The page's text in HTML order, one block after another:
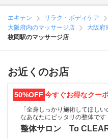
エキテン リラク・ボディケア
大阪府内のマッサージ店
大阪府
枚岡駅のマッサージ店
お近くのお店
50%OFF 今すぐお得なクー
「全身しっかり施術してほし
なあなたにピッタリの整体です
整体サロン To